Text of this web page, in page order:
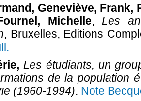
Geneviève, Frank,
Michelle, Les
, Bruxelles, Editions
Les étudiants, un
de la population
(1960-1994). Note